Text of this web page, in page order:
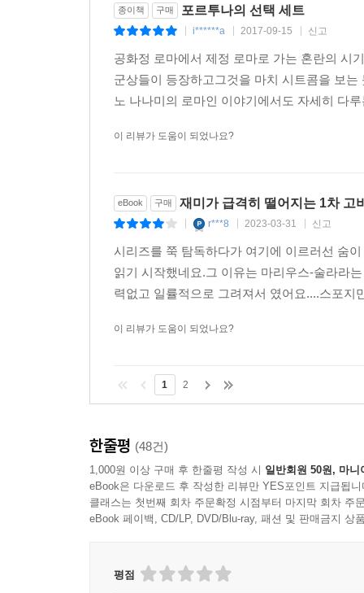
종이책 구매 포르투나의 선택 세트
i******a 2017-09-15 신고
공화정 로마에서 제정 로마로 가는 혼란의 시
군상들이 등장하고그것을 마치 시트콤을 보
노 나나미의 로마인 이야기에서도 자세히 다
이 리뷰가 도움이 되었나요?
eBook 구매 재미가 급격히 떨어지는 1차 고
r***8 2023-03-31 신고
시리즈를 쭉 탐독하다가 여기에 이르러선 숨
읽기 시작했네요.그 이유는 마리우스-술라라
력없고 일률적으로 그려져서 였어요....스포
이 리뷰가 도움이 되었나요?
1 2
한줄평 (48건)
1,000원 이상 구매 후 한줄평 작성 시 일반회원 50원, 마니
eBook은 다운로드 후 작성한 리뷰만 YES포인트 지급됩니
클래스는 첫번째 회차 주문확정 시점부터 마지막 회차 주
eBook 페이백, CD/LP, DVD/Blu-ray, 패션 및 판매금지 상
평점